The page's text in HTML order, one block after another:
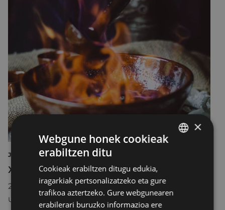
JAIAK TRADIZIOA
XLI Día Das Letras Galegas
2026/05/08
URKIZU
×
Webgune honek cookieak
erabiltzen ditu
Cookieak erabiltzen ditugu edukia,
iragarkiak pertsonalizatzeko eta gure
trafikoa aztertzeko. Gure webgunearen
erabilerari buruzko informazioa ere